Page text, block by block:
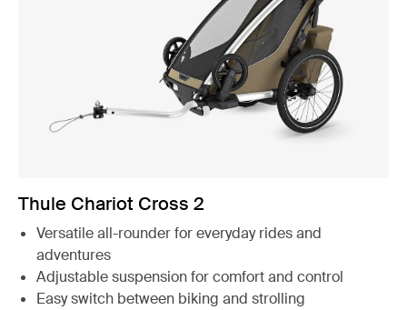
Thule Chariot Cross 2
Versatile all-rounder for everyday rides and
adventures
Adjustable suspension for comfort and control
Easy switch between biking and strolling